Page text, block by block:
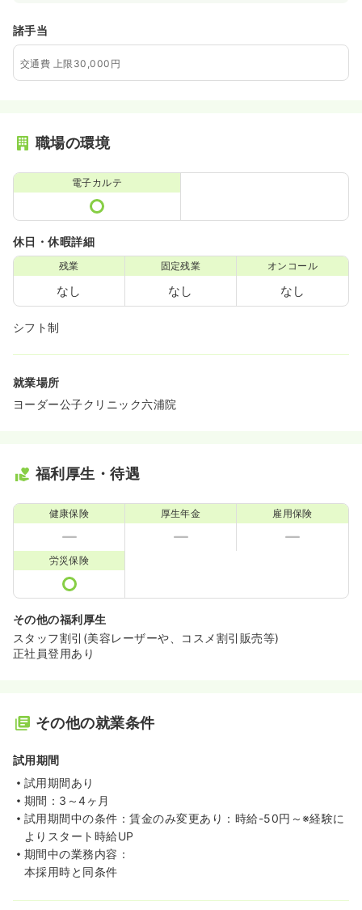
諸手当
交通費 上限30,000円
職場の環境
電子カルテ
休日・休暇詳細
残業
なし
固定残業
なし
オンコール
なし
シフト制
就業場所
ヨーダー公子クリニック六浦院
福利厚生・待遇
健康保険 厚生年金 雇用保険
労災保険
その他の福利厚生
スタッフ割引(美容レーザーや、コスメ割引販売等)
正社員登用あり
その他の就業条件
試用期間
試用期間あり
期間：3～4ヶ月
試用期間中の条件：賃金のみ変更あり：時給-50円～※経験に
よりスタート時給UP
期間中の業務内容：
本採用時と同条件